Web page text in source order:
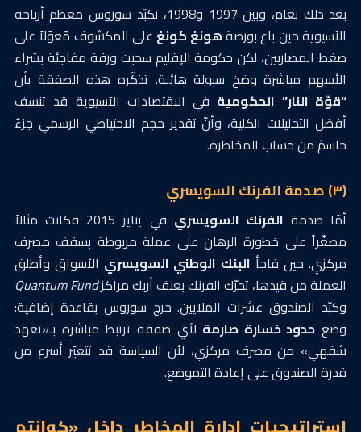
بعد ذلك بعام، وبين 1997 و1998، تكبّد سوروس معظم أرباحه
الآسيوية حين باع بورصةهونغ كونغ على المكشوف مُعوّلاً على
ضغط المضاربين، لكن حكومة الإقليم سحبت ورقة مفاجئة بشراء
الأسهم مباشرة وضخ سيولة هائلة. تذكّره هذه الصفقة بأن
“قوّة النار” الحكومية في الاقتصادات الآسيوية قد تنسف
أفضل التحليلات الكلية، وأنّ تقدير حجم الاحتياطي الرسمي جزءٌ
حاسمٌ من حساب المخاطرة.
(٣) صدمة الفرنك السويسري
أمّا صدمة الفرنك السويسري
في يناير 2015 فكانت مثالاً
مصغّراً على خطورة الرهان على عملة مربوطة بسقف مصرف
مركزي. حين فاجأ البنك الوطني السويسري الأسواق وأطلق
العملة من قيدها، تحرّك الفرنك بعنف أربك مراكزQuantum Fund
وكبّد الصندوق عشرات الملايين. خرج سوروس بقاعدة إضافية:
وضع حدود خسارة صارمة لأي صفقة ترتبط مباشرة بـ«تعهد
شفهي» من مصرف مركزي، لأن السياسة قد تتغيّر أسرع من
قدرة الصندوق على إعادة التموضع.